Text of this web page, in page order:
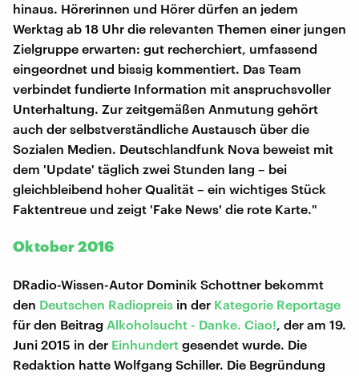
hinaus. Hörerinnen und Hörer dürfen an jedem
Werktag ab 18 Uhr die relevanten Themen einer jungen
Zielgruppe erwarten: gut recherchiert, umfassend
eingeordnet und bissig kommentiert. Das Team
verbindet fundierte Information mit anspruchsvoller
Unterhaltung. Zur zeitgemäßen Anmutung gehört
auch der selbstverständliche Austausch über die
Sozialen Medien. Deutschlandfunk Nova beweist mit
dem 'Update' täglich zwei Stunden lang – bei
gleichbleibend hoher Qualität – ein wichtiges Stück
Faktentreue und zeigt 'Fake News' die rote Karte."
Oktober 2016
DRadio-Wissen-Autor Dominik Schottner bekommt
den Deutschen Radiopreis in der Kategorie Reportage
für den Beitrag Alkoholsucht - Danke. Ciao!, der am 19.
Juni 2015 in der Einhundert gesendet wurde. Die
Redaktion hatte Wolfgang Schiller. Die Begründung